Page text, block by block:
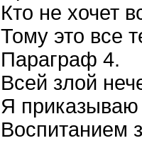
Кто не хочет
Тому это все
Параграф 4.
Всей злой
Я приказываю
Воспитанием